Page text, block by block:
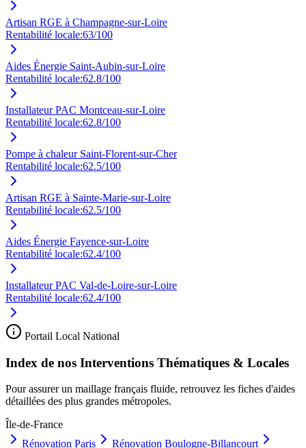
Artisan RGE à Champagne-sur-Loire
Rentabilité locale:63/100
Aides Énergie Saint-Aubin-sur-Loire
Rentabilité locale:62.8/100
Installateur PAC Montceau-sur-Loire
Rentabilité locale:62.8/100
Pompe à chaleur Saint-Florent-sur-Cher
Rentabilité locale:62.5/100
Artisan RGE à Sainte-Marie-sur-Loire
Rentabilité locale:62.5/100
Aides Énergie Fayence-sur-Loire
Rentabilité locale:62.4/100
Installateur PAC Val-de-Loire-sur-Loire
Rentabilité locale:62.4/100
Portail Local National
Index de nos Interventions Thématiques & Locales
Pour assurer un maillage français fluide, retrouvez les fiches d'aides
détaillées des plus grandes métropoles.
Île-de-France
Rénovation Paris Rénovation Boulogne-Billancourt